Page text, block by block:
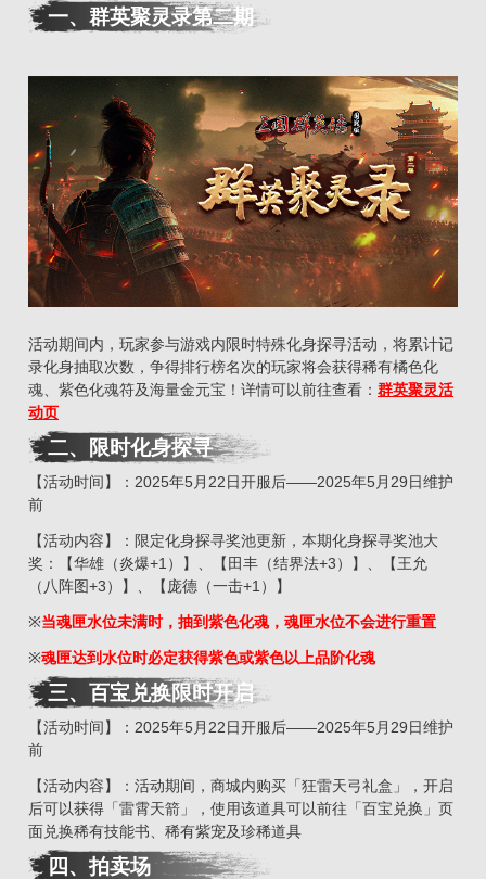
一、群英聚灵录第二期
活动期间内，玩家参与游戏内限时特殊化身探寻活动，将累计记
录化身抽取次数，争得排行榜名次的玩家将会获得稀有橘色化
魂、紫色化魂符及海量金元宝！详情可以前往查看：群英聚灵活
动页
二、 限时化身探寻
【活动时间】：2025年5月22日开服后——2025年5月29日维护
前
【活动内容】：限定化身探寻奖池更新，本期化身探寻奖池大
奖：【华雄（炎爆+1）】、【田丰（结界法+3）】、【王允
（八阵图+3）】、【庞德（一击+1）】
※当魂匣水位未满时，抽到紫色化魂，魂匣水位不会进行重置
※魂匣达到水位时必定获得紫色或紫色以上品阶化魂
三、 百宝兑换限时开启
【活动时间】：2025年5月22日开服后——2025年5月29日维护
前
【活动内容】：活动期间，商城内购买「狂雷天弓礼盒」，开启
后可以获得「雷霄天箭」，使用该道具可以前往「百宝兑换」页
面兑换稀有技能书、稀有紫宠及珍稀道具
四、拍卖场